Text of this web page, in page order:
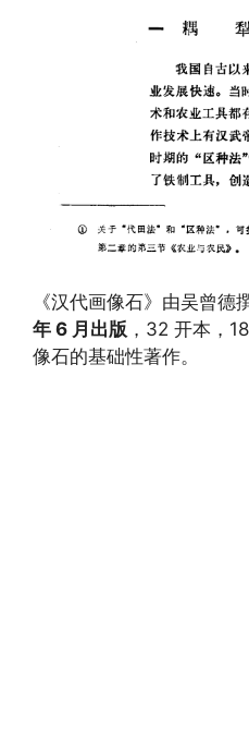
《汉代画像石》由吴曾德
年 6 月出版 ，32 开本，
像石的基础性著作。